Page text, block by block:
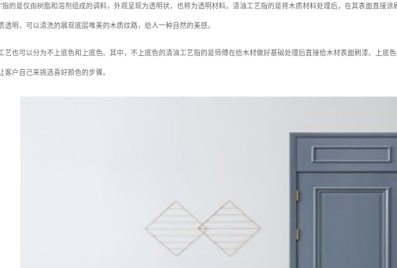
指的是仅由树脂和溶剂组成的调料，外观呈现为透明状，也称为透明材料。清油工艺指的是将木质材料处理后，在其表面直接
透明，可以清洗的展现底层唯美的木质纹路，给人一种自然的美感。
艺也可以分为不上底色和上底色。其中，不上底色的清油工艺指的是师傅在给木材做好基础处理后直接给木材表面刷漆。上底
客户自己来挑选喜好颜色的步骤。